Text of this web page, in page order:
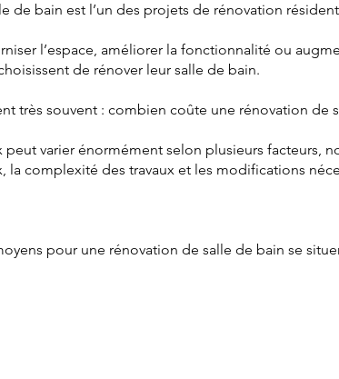
de bain est l’un des projets de rénovation
l’espace, améliorer la fonctionnalité ou
de rénover leur salle de bain.
très souvent : combien coûte une rénovation de
peut varier énormément selon plusieurs facteurs,
la complexité des travaux et les modifications
pour une rénovation de salle de bain se